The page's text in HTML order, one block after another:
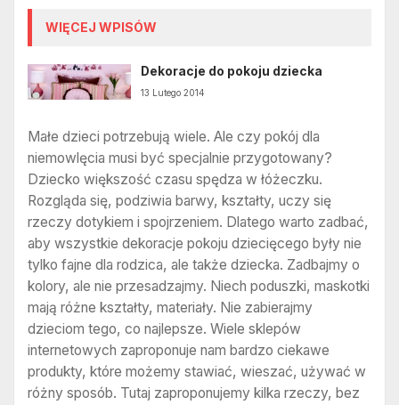
WIĘCEJ WPISÓW
Dekoracje do pokoju dziecka
13 Lutego 2014
Małe dzieci potrzebują wiele. Ale czy pokój dla
niemowlęcia musi być specjalnie przygotowany?
Dziecko większość czasu spędza w łóżeczku.
Rozgląda się, podziwia barwy, kształty, uczy się
rzeczy dotykiem i spojrzeniem. Dlatego warto zadbać,
aby wszystkie dekoracje pokoju dziecięcego były nie
tylko fajne dla rodzica, ale także dziecka. Zadbajmy o
kolory, ale nie przesadzajmy. Niech poduszki, maskotki
mają różne kształty, materiały. Nie zabierajmy
dzieciom tego, co najlepsze. Wiele sklepów
internetowych zaproponuje nam bardzo ciekawe
produkty, które możemy stawiać, wieszać, używać w
różny sposób. Tutaj zaproponujemy kilka rzeczy, bez